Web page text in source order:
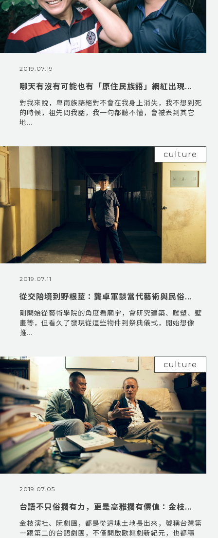
2019.07.19
哪天有沒有可能也有「原住民族語」網紅出現...
對我來說，卑南族語絕對不會在我身上消失，我不想到死
的時候，祖先問我話，我一句都聽不懂，會被丟到其它
地...
culture
2019.07.11
從交陪境到野根莖：龔卓軍談當代藝術與民俗...
剛開始從藝術學院的角度看廟宇，會研究建築、雕塑、壁
畫等，但看久了發現從這些物件到祭典儀式，開始想像
推...
culture
2019.07.05
台語不只俗擱有力，更是高雅擱有價值：金枝...
金枝演社、阮劇團，都是從這塊土地長出來，號稱台灣第
一跟第二的台語劇團，不僅開啟歌舞劇新紀元，也都積